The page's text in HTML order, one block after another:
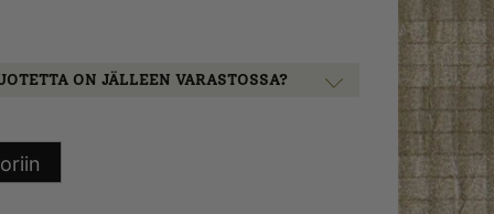
ON JÄLLEEN VARASTOSSA?